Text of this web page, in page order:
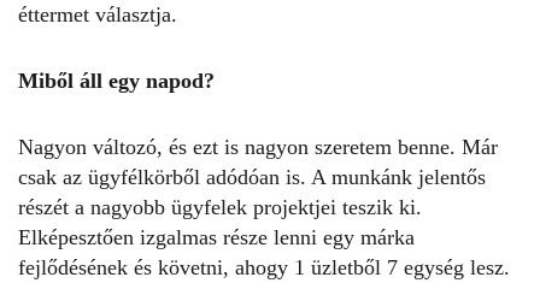
éttermet választja.
Miből áll egy napod?
Nagyon változó, és ezt is nagyon szeretem benne. Már
csak az ügyfélkörből adódóan is. A munkánk jelentős
részét a nagyobb ügyfelek projektjei teszik ki.
Elképesztően izgalmas része lenni egy márka
fejlődésének és követni, ahogy 1 üzletből 7 egység lesz.